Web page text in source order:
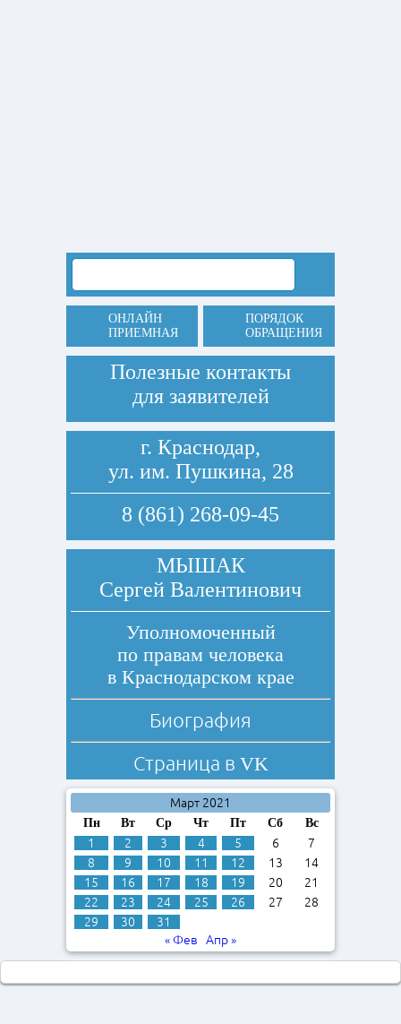
ОНЛАЙН
ПРИЕМНАЯ
ПОРЯДОК
ОБРАЩЕНИЯ
Полезные контакты
для заявителей
г. Краснодар,
ул. им. Пушкина, 28
8 (861) 268-09-45
МЫШАК
Сергей Валентинович
Уполномоченный
по правам человека
в Краснодарском крае
Биография
Страница в VK
Март 2021
Пн Вт Ср Чт Пт Сб Вс
1 2 3 4 5 6
7
8
9 10 11 12 13
14
15
16 17 18 19 20
21
22
23 24 25 26 27
28
29
30
31
« Фев
Апр »